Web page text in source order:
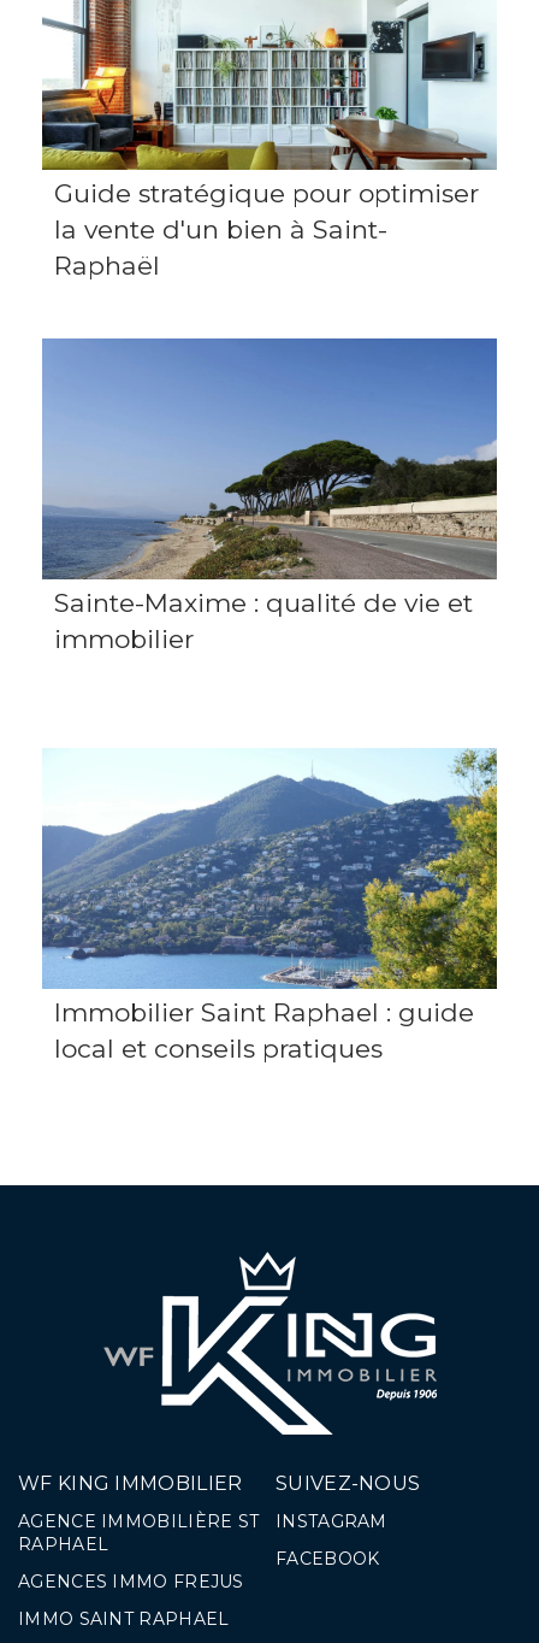
Guide stratégique pour optimiser
la vente d'un bien à Saint-
Raphaël
Sainte-Maxime : qualité de vie et
immobilier
Immobilier Saint Raphael : guide
local et conseils pratiques
WF KING IMMOBILIER
AGENCE IMMOBILIÈRE ST
RAPHAEL
AGENCES IMMO FREJUS
IMMO SAINT RAPHAEL
SUIVEZ-NOUS
INSTAGRAM
FACEBOOK